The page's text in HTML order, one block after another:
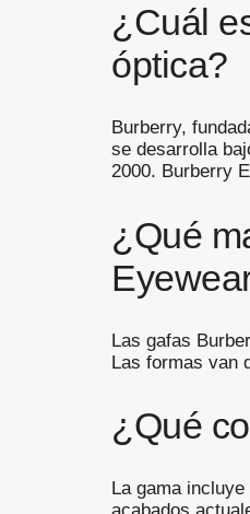
¿Cuál
óptica?
Burberry,
se desarrolla
2000. Burberry
¿Qué
Las gafas
Las formas van
¿Qué
La gama